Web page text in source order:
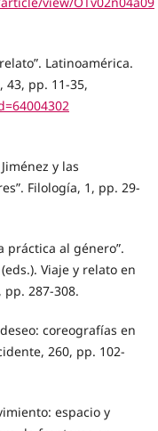
Latinoamérica.
43, pp. 11-35,
y las
Filología, 1, pp. 29-
práctica al género”.
Viaje y relato en
pp. 287-308.
coreografías en
260, pp. 102‐
espacio y